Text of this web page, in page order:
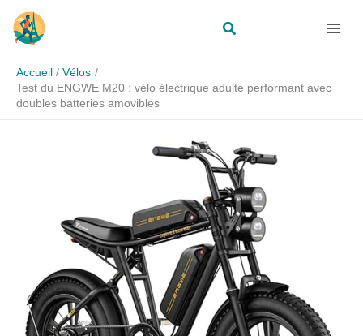
Accueil
Vélos
Test du ENGWE M20 : vélo électrique adulte performant avec
doubles batteries amovibles
Rechercher